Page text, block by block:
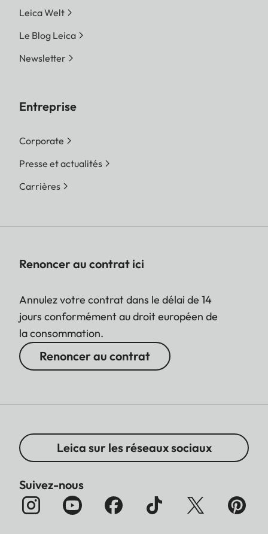
Leica Welt
Le Blog Leica
Newsletter
Entreprise
Corporate
Presse et actualités
Carrières
Renoncer au contrat ici
Annulez votre contrat dans le délai de 14
jours conformément au droit européen de
la consommation.
Renoncer au contrat
Leica sur les réseaux sociaux
Suivez-nous